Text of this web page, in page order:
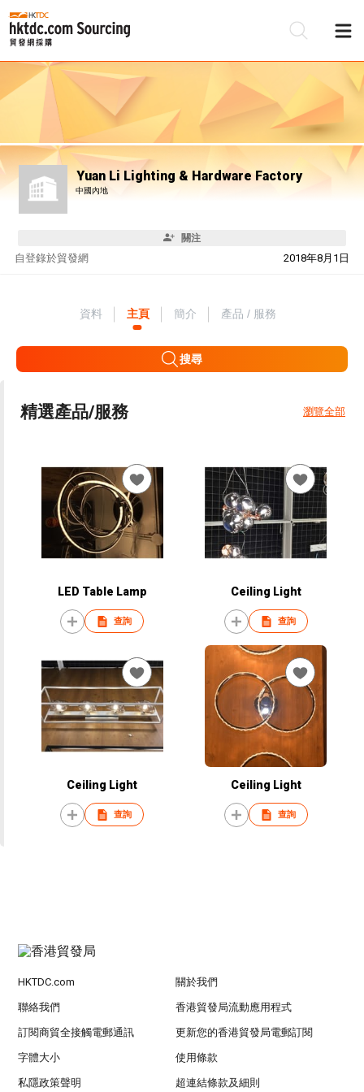
Yuan Li Lighting & Hardware Factory
中國內地
關注
自 2018年8月1日
登錄於貿發網
資料 主頁 簡介 產品 / 服務
搜尋
精選產品/服務 瀏覽全部
LED Table Lamp
查詢
Ceiling Light
查詢
Ceiling Light
查詢
Ceiling Light
查詢
HKTDC.com 關於我們
聯絡我們 香港貿發局流動應用程式
訂閱商貿全接觸電郵通訊 更新您的香港貿發局電郵訂閱
字體大小 使用條款
私隱政策聲明 超連結條款及細則